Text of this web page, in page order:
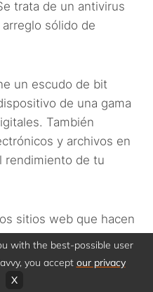
trata de un antivirus
sólido de
un escudo de bit
de una gama
También
y archivos en
rendimiento de tu
sitios web que hacen
cada sitio web que
no se trata de una
en el robo de tus
with the best-possible user
you accept our privacy
X